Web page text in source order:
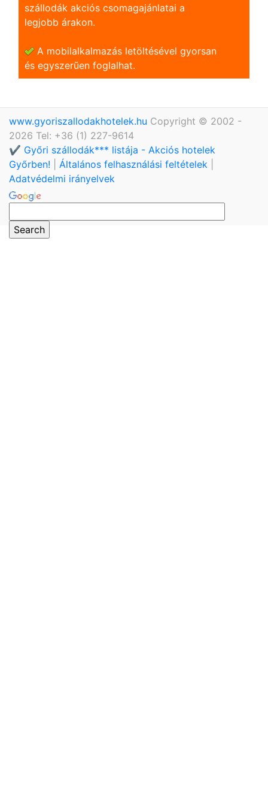
szállodák akciós csomagajánlatai a
legjobb árakon.
A mobilalkalmazás letöltésével gyorsan
és egyszerũen foglalhat.
www.gyoriszallodakhotelek.hu Copyright © 2002 -
2026 Tel: +36 (1) 227-9614
✔️ Győri szállodák*** listája - Akciós hotelek
Győrben!
Általános felhasználási feltételek
Adatvédelmi irányelvek